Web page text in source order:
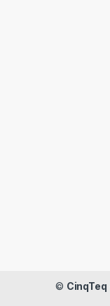
© CinqTeq